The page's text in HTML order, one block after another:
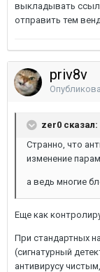
выкладывать
отправить тем
priv8v
zer0 сказал:
Странно, что
изменение
а ведь многие
Еще как
При стандартных
(сигнатурный
антивирусу